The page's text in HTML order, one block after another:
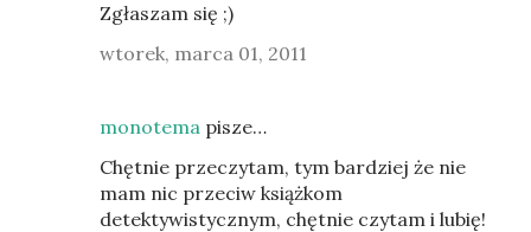
Zgłaszam się ;)
wtorek, marca 01, 2011
monotema pisze…
Chętnie przeczytam, tym bardziej że nie
mam nic przeciw książkom
detektywistycznym, chętnie czytam i lubię!